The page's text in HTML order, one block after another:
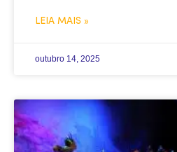
LEIA MAIS »
outubro 14, 2025